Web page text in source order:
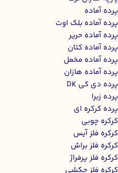
پرده آماده
پرده آماده بلک اوت
پرده آماده حریر
پرده آماده کتان
پرده آماده مخمل
پرده آماده هازان
پرده دی کی DK
پرده زبرا
پرده کرکره ای
کرکره چوبی
کرکره فلز آیس
کرکره فلز براش
کرکره فلز پرفراژ
کرکره فلز چکشی